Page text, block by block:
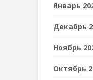
Январь
Декабрь
Ноябрь
Октябрь